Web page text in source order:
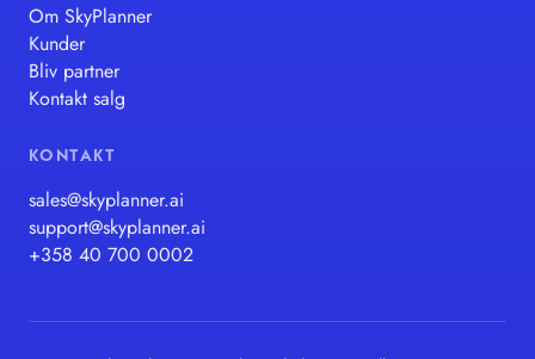
Om SkyPlanner
Kunder
Bliv partner
Kontakt salg
KONTAKT
sales@skyplanner.ai
support@skyplanner.ai
+358 40 700 0002